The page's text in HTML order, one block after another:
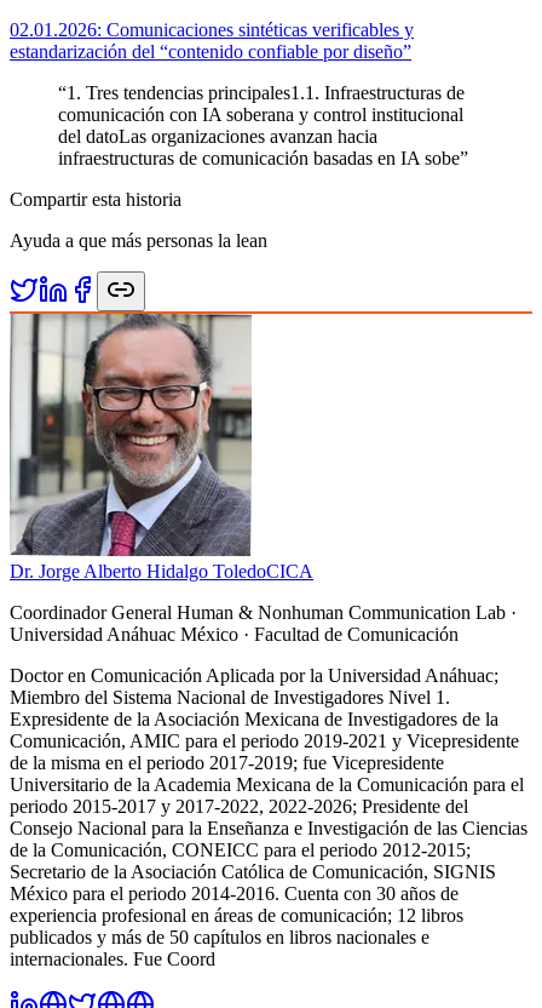
02.01.2026: Comunicaciones sintéticas verificables y
estandarización del “contenido confiable por diseño”
“1. Tres tendencias principales1.1. Infraestructuras de
comunicación con IA soberana y control institucional
del datoLas organizaciones avanzan hacia
infraestructuras de comunicación basadas en IA sobe”
Compartir esta historia
Ayuda a que más personas la lean
Dr. Jorge Alberto Hidalgo ToledoCICA
Coordinador General Human & Nonhuman Communication Lab ·
Universidad Anáhuac México · Facultad de Comunicación
Doctor en Comunicación Aplicada por la Universidad Anáhuac;
Miembro del Sistema Nacional de Investigadores Nivel 1.
Expresidente de la Asociación Mexicana de Investigadores de la
Comunicación, AMIC para el periodo 2019-2021 y Vicepresidente
de la misma en el periodo 2017-2019; fue Vicepresidente
Universitario de la Academia Mexicana de la Comunicación para el
periodo 2015-2017 y 2017-2022, 2022-2026; Presidente del
Consejo Nacional para la Enseñanza e Investigación de las Ciencias
de la Comunicación, CONEICC para el periodo 2012-2015;
Secretario de la Asociación Católica de Comunicación, SIGNIS
México para el periodo 2014-2016. Cuenta con 30 años de
experiencia profesional en áreas de comunicación; 12 libros
publicados y más de 50 capítulos en libros nacionales e
internacionales. Fue Coord